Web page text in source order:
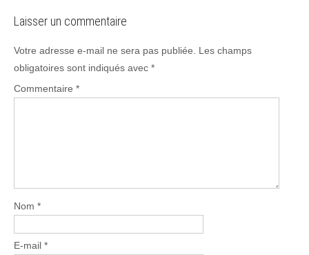
Laisser un commentaire
Votre adresse e-mail ne sera pas publiée.
Les champs
obligatoires sont indiqués avec *
Commentaire *
Nom *
E-mail *